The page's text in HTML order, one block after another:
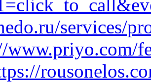
services/
www.priyo.com/